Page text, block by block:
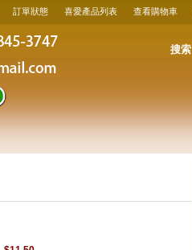
訂單狀態 喜愛產品列表 查看購物車
搜索